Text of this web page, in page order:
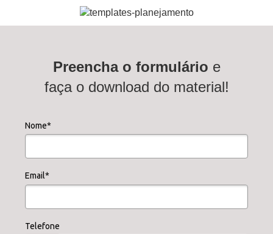
Preencha o formulário e
faça o download do material!
Nome*
Email*
Telefone